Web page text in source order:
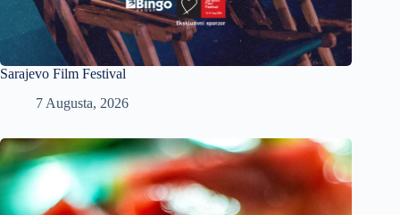
Sarajevo Film Festival
7 Augusta, 2026